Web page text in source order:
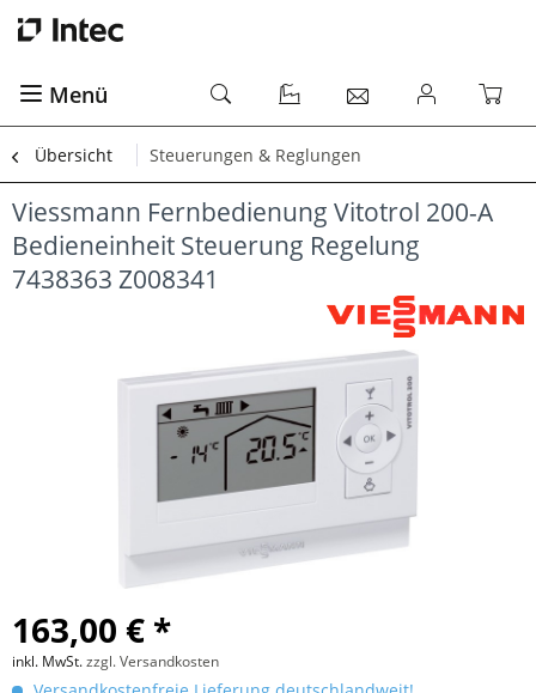
Menü
Übersicht Steuerungen & Reglungen
Viessmann Fernbedienung Vitotrol 200-A
Bedieneinheit Steuerung Regelung
7438363 Z008341
163,00 € *
inkl. MwSt.zzgl. Versandkosten